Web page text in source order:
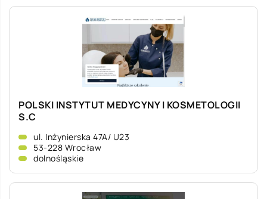
POLSKI INSTYTUT MEDYCYNY I KOSMETOLOGII
S.C
ul. Inżynierska 47A/ U23
53-228 Wrocław
dolnośląskie